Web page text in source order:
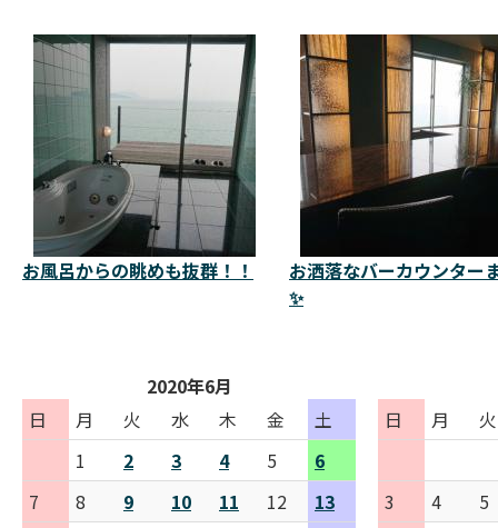
お風呂からの眺めも抜群！！
お洒落なバーカウンター
✨
2020年6月
日
月 火 水 木 金
土
1
2 3 4 5
6
7
8 9 10 11 12
13
日 月 火
3 4
5